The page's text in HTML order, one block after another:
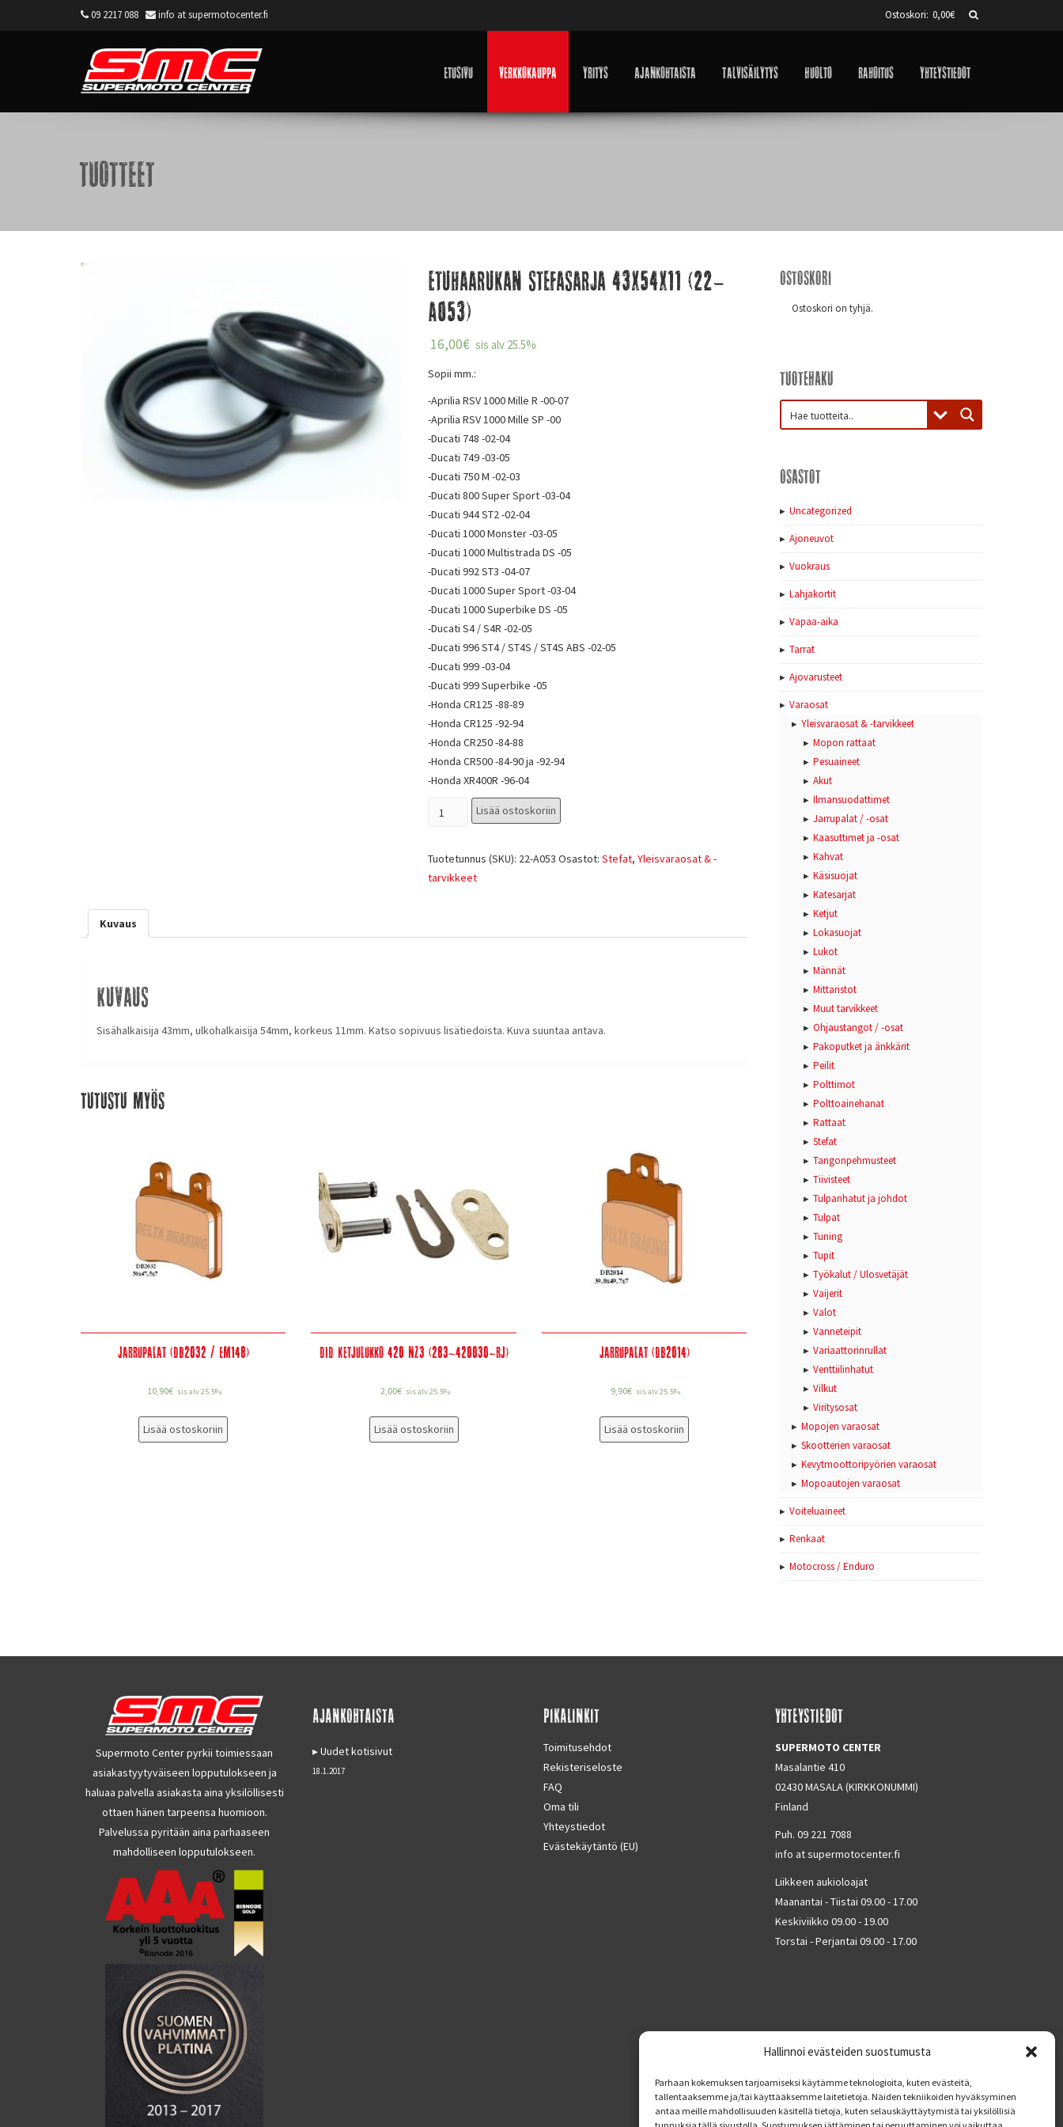
Hallinnoi evästeiden suostumusta
Parhaan kokemuksen tarjoamiseksi käytämme teknologioita, kuten evästeitä,
tallentaaksemme ja/tai käyttääksemme laitetietoja. Näiden tekniikoiden hyväksyminen
antaa meille mahdollisuuden käsitellä tietoja, kuten selauskäyttäytymistä tai yksilöllisiä
09 2217 088 info at supermotocenter.fi Ostoskori: 0,00€
Etusivu Verkkokauppa Yritys Ajankohtaista Talvisäilytys Huolto Rahoitus Yhteystiedot
Tuotteet
Etuhaarukan stefasarja 43x54x11 (22-
A053)
16,00€ sis alv 25.5%
Sopii mm.:
-Aprilia RSV 1000 Mille R -00-07
-Aprilia RSV 1000 Mille SP -00
-Ducati 748 -02-04
-Ducati 749 -03-05
-Ducati 750 M -02-03
-Ducati 800 Super Sport -03-04
-Ducati 944 ST2 -02-04
-Ducati 1000 Monster -03-05
-Ducati 1000 Multistrada DS -05
-Ducati 992 ST3 -04-07
-Ducati 1000 Super Sport -03-04
-Ducati 1000 Superbike DS -05
-Ducati S4 / S4R -02-05
-Ducati 996 ST4 / ST4S / ST4S ABS -02-05
-Ducati 999 -03-04
-Ducati 999 Superbike -05
-Honda CR125 -88-89
-Honda CR125 -92-94
-Honda CR250 -84-88
-Honda CR500 -84-90 ja -92-94
-Honda XR400R -96-04
Lisää ostoskoriin
Tuotetunnus (SKU): 22-A053 Osastot: Stefat, Yleisvaraosat & -
tarvikkeet
Kuvaus
Kuvaus
Sisähalkaisija 43mm, ulkohalkaisija 54mm, korkeus 11mm. Katso sopivuus lisätiedoista. Kuva suuntaa antava.
Tutustu myös
Jarrupalat (DB2032 / EM148)
10,90€ sis alv 25.5%
Lisää ostoskoriin
DID Ketjulukko 420 NZ3 (283-420030-RJ)
2,00€ sis alv 25.5%
Lisää ostoskoriin
Jarrupalat (DB2014)
9,90€ sis alv 25.5%
Lisää ostoskoriin
Ostoskori
Ostoskori on tyhjä.
Tuotehaku
Osastot
Uncategorized
Ajoneuvot
Vuokraus
Lahjakortit
Vapaa-aika
Tarrat
Ajovarusteet
Varaosat
Yleisvaraosat & -tarvikkeet
Mopon rattaat
Pesuaineet
Akut
Ilmansuodattimet
Jarrupalat / -osat
Kaasuttimet ja -osat
Kahvat
Käsisuojat
Katesarjat
Ketjut
Lokasuojat
Lukot
Männät
Mittaristot
Muut tarvikkeet
Ohjaustangot / -osat
Pakoputket ja änkkärit
Peilit
Polttimot
Polttoainehanat
Rattaat
Stefat
Tangonpehmusteet
Tiivisteet
Tulpanhatut ja johdot
Tulpat
Tuning
Tupit
Työkalut / Ulosvetäjät
Vaijerit
Valot
Vanneteipit
Variaattorinrullat
Venttiilinhatut
Vilkut
Viritysosat
Mopojen varaosat
Skootterien varaosat
Kevytmoottoripyörien varaosat
Mopoautojen varaosat
Voiteluaineet
Renkaat
Motocross / Enduro
Supermoto Center pyrkii toimiessaan
asiakastyytyväiseen lopputulokseen ja
haluaa palvella asiakasta aina yksilöllisesti
ottaen hänen tarpeensa huomioon.
Palvelussa pyritään aina parhaaseen
mahdolliseen lopputulokseen.
AJANKOHTAISTA
Uudet kotisivut
18.1.2017
PIKALINKIT
Toimitusehdot
Rekisteriseloste
FAQ
Oma tili
Yhteystiedot
Evästekäytäntö (EU)
YHTEYSTIEDOT
SUPERMOTO CENTER
Masalantie 410
02430 MASALA (KIRKKONUMMI)
Finland
Puh. 09 221 7088
info at supermotocenter.fi
Liikkeen aukioloajat
Maanantai - Tiistai 09.00 - 17.00
Keskiviikko 09.00 - 19.00
Torstai - Perjantai 09.00 - 17.00